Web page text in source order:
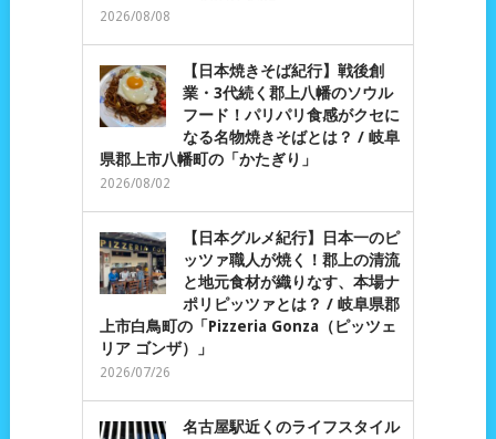
2026/08/08
【日本焼きそば紀行】戦後創
業・3代続く郡上八幡のソウル
フード！パリパリ食感がクセに
なる名物焼きそばとは？ / 岐阜
県郡上市八幡町の「かたぎり」
2026/08/02
【日本グルメ紀行】日本一のピ
ッツァ職人が焼く！郡上の清流
と地元食材が織りなす、本場ナ
ポリピッツァとは？ / 岐阜県郡
上市白鳥町の「Pizzeria Gonza（ピッツェ
リア ゴンザ）」
2026/07/26
名古屋駅近くのライフスタイル